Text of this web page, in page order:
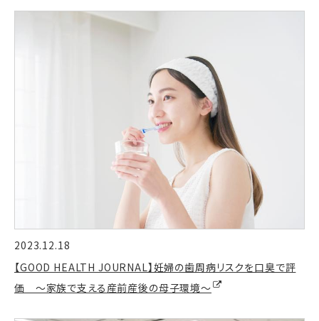
2023.12.18
【GOOD HEALTH JOURNAL】妊婦の歯周病リスクを口臭で評
価 ～家族で支える産前産後の母子環境～